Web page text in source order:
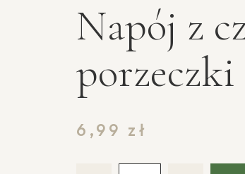
Napój z
porzeczki
6,99 zł